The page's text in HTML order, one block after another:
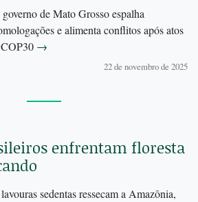
de Mato Grosso espalha
e alimenta conflitos após atos
→
22 de novembro de 2025
enfrentam floresta
sedentas ressecam a Amazônia,